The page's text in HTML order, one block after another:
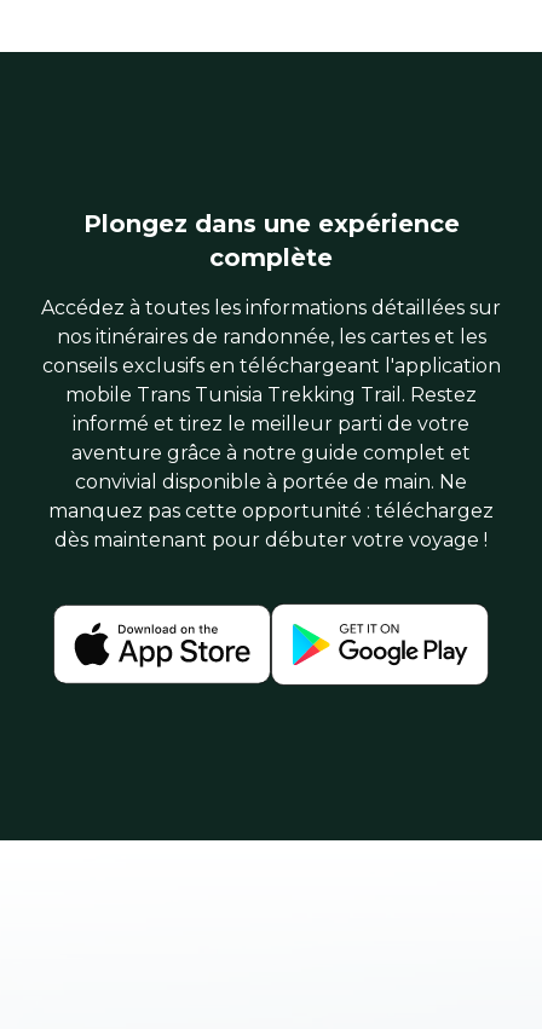
Plongez dans une expérience
complète
Accédez à toutes les informations détaillées sur
nos itinéraires de randonnée, les cartes et les
conseils exclusifs en téléchargeant l'application
mobile Trans Tunisia Trekking Trail. Restez
informé et tirez le meilleur parti de votre
aventure grâce à notre guide complet et
convivial disponible à portée de main. Ne
manquez pas cette opportunité : téléchargez
dès maintenant pour débuter votre voyage !